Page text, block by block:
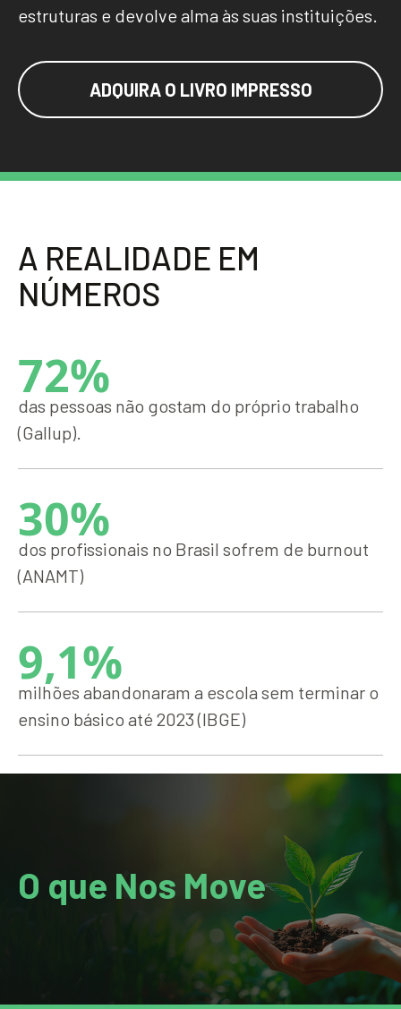
estruturas e devolve alma às suas instituições.
ADQUIRA O LIVRO IMPRESSO
A REAL IDADE EM
NÚMEROS
72%
das pessoas não gostam do próprio trabalho
(Gallup).
30%
dos profissionais no Brasil sofrem de burnout
(ANAMT)
9,1%
milhões abandonaram a escola sem terminar o
ensino básico até 2023 (IBGE)
O que Nos Move